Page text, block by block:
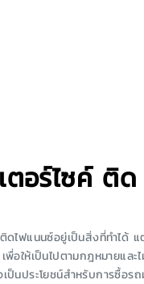
ตอร์ไซค์ ติด
ดไฟแนนซ์อยู่เป็นสิ่งที่ทำได้ แ
อให้เป็นไปตามกฎหมายและ
นประโยชน์สำหรับการซื้อร